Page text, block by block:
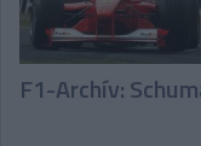
F1-Archív: